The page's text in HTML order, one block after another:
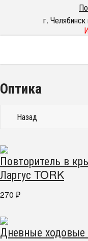
г.
Оптика
Назад
Повторитель в
Ларгус TORK
270 ₽
Дневные